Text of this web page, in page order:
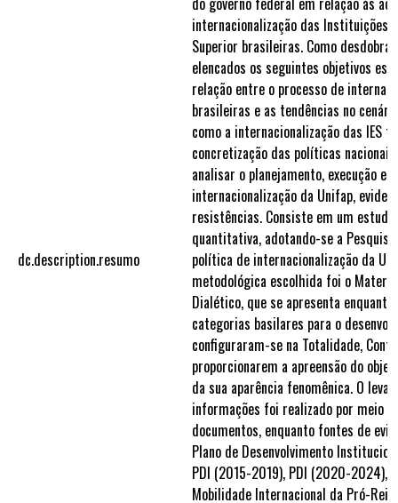
dc.description.resumo
internacionalização das Instituições
Superior brasileiras. Como
elencados os seguintes objetivos
relação entre o processo de
brasileiras e as tendências no
como a internacionalização das IES
concretização das políticas
analisar o planejamento, execução
internacionalização da Unifap,
resistências. Consiste em um
quantitativa, adotando-se a
política de internacionalização da
metodológica escolhida foi o
Dialético, que se apresenta
categorias basilares para o
configuraram-se na Totalidade,
proporcionarem a apreensão do
da sua aparência fenomênica. O
informações foi realizado por meio
documentos, enquanto fontes de
Plano de Desenvolvimento
PDI (2015-2019), PDI (2020-2024),
Mobilidade Internacional da Pró-